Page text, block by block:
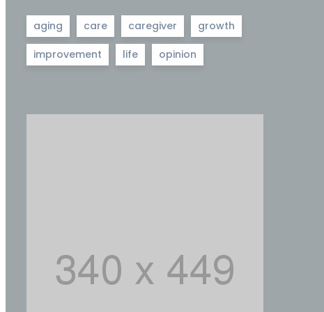
aging care caregiver growth
improvement life opinion